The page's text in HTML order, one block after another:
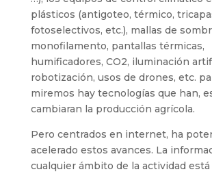
plásticos (antigoteo, térmico,
fotoselectivos, etc.), mallas de
monofilamento, pantallas térmicas,
humificadores, CO2, iluminación
robotización, usos de drones, etc.
miremos hay tecnologías que han,
cambiaran la producción agrícola.
Pero centrados en internet, ha
acelerado estos avances. La
cualquier ámbito de la actividad está